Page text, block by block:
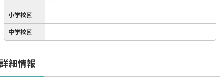
小学校区
中学校区
詳細情報